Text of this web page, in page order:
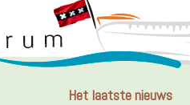
Het laatste nieuws